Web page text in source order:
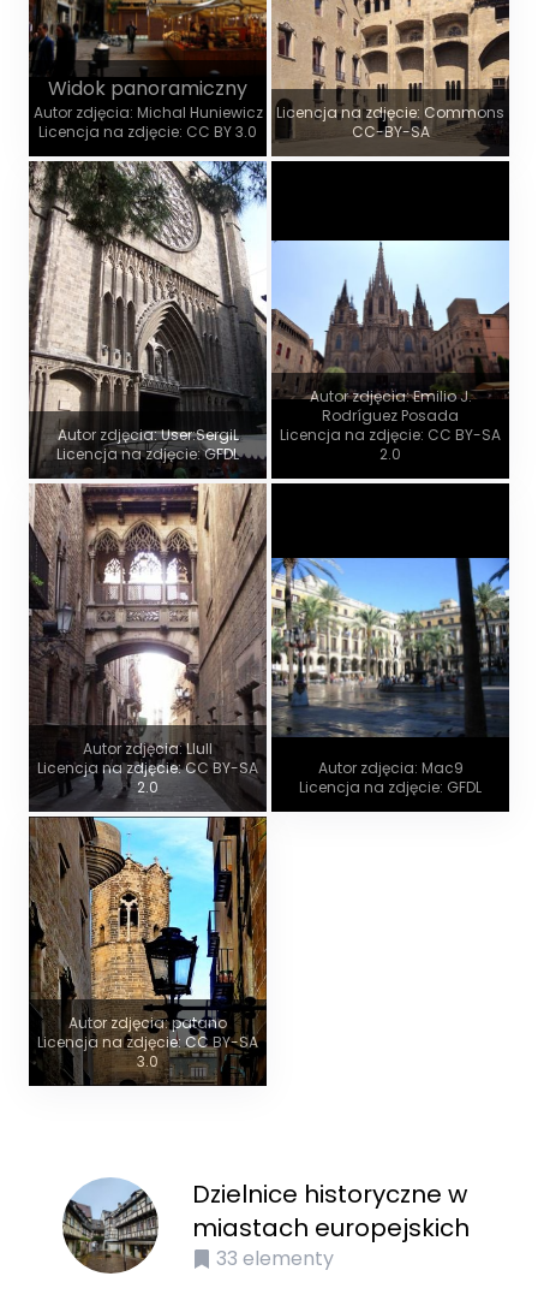
Widok panoramiczny
Autor zdjęcia: Michal Huniewicz
Licencja na zdjęcie: CC BY 3.0
Licencja na zdjęcie: Commons
CC-BY-SA
Autor zdjęcia: User:SergiL
Licencja na zdjęcie: GFDL
Autor zdjęcia: Emilio J.
Rodríguez Posada
Licencja na zdjęcie: CC BY-SA
2.0
Autor zdjęcia: Llull
Licencja na zdjęcie: CC BY-SA
2.0
Autor zdjęcia: Mac9
Licencja na zdjęcie: GFDL
Autor zdjęcia: patano
Licencja na zdjęcie: CC BY-SA
3.0
Dzielnice historyczne w
miastach europejskich
33 elementy